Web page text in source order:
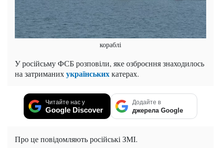
кораблі
У російсьму ФСБ розповіли, яке озброєння знаходилось
на затриманихукраїнськихкатерах.
Читайте нас у
Google Discover
Додайте в
джерела Google
Про це повідомляють російські ЗМІ.